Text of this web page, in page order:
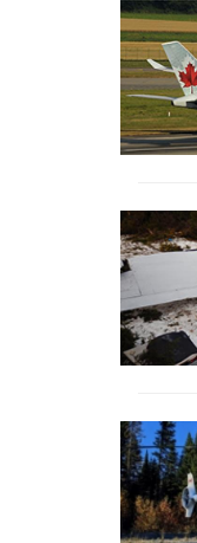
Image
Image
Image